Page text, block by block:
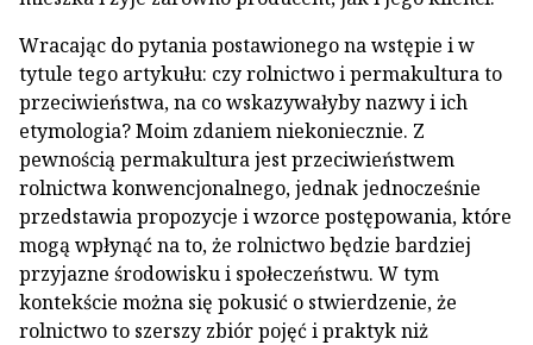
Wracając do pytania postawionego na wstępie i w
tytule tego artykułu: czy rolnictwo i permakultura to
przeciwieństwa, na co wskazywałyby nazwy i ich
etymologia? Moim zdaniem niekoniecznie. Z
pewnością permakultura jest przeciwieństwem
rolnictwa konwencjonalnego, jednak jednocześnie
przedstawia propozycje i wzorce postępowania, które
mogą wpłynąć na to, że rolnictwo będzie bardziej
przyjazne środowisku i społeczeństwu. W tym
kontekście można się pokusić o stwierdzenie, że
rolnictwo to szerszy zbiór pojęć i praktyk niż